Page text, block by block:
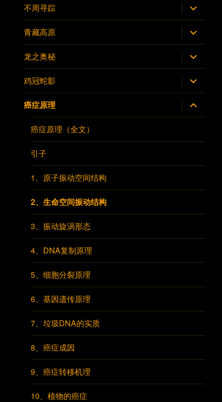
菜
单
不周寻踪 展
开
子
菜
单
青藏高原 展
开
子
菜
单
龙之奥秘 展
开
子
菜
单
鸡冠蛇影 展
开
子
菜
单
癌症原理 展
开
子
癌症原理（全文）
引子
1、原子振动空间结构
2、生命空间振动结构
3、振动旋涡形态
4、DNA复制原理
5、细胞分裂原理
6、基因遗传原理
7、垃圾DNA的实质
8、癌症成因
9、癌症转移机理
10、植物的癌症